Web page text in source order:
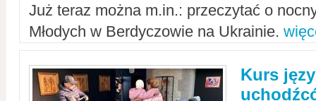
Już teraz można m.in.: przeczytać o
Młodych w Berdyczowie na Ukrainie.
Kurs